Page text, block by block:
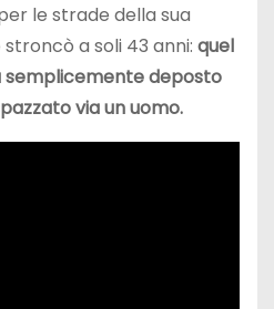
le strade della sua
a soli 43 anni: quel
semplicemente deposto
via un uomo.